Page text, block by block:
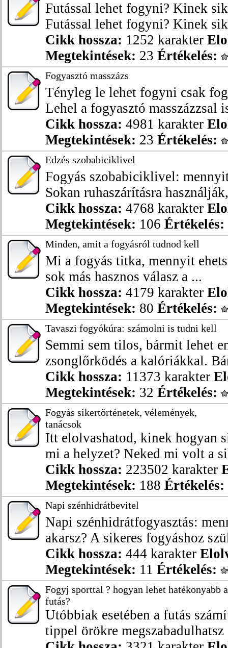
Futással lehet fogyni? Kinek
Futással lehet fogyni? Kinek
Cikk hossza: 1252 karakter
Megtekintések: 23 Értékelés:
Fogyasztó masszázs
Tényleg le lehet fogyni csak
Lehel a fogyasztó masszázzsal
Cikk hossza: 4981 karakter
Megtekintések: 23 Értékelés:
Edzés szobabiciklivel
Fogyás szobabiciklivel:
Sokan ruhaszárításra
Cikk hossza: 4768 karakter
Megtekintések: 106 Értékelés:
Minden, amit a fogyásról tudnod kell
Mi a fogyás titka, mennyit
sok más hasznos válasz a ...
Cikk hossza: 4179 karakter
Megtekintések: 80 Értékelés:
Tavaszi fogyókúra: számolni is tudni kell
Semmi sem tilos, bármit lehet
zsonglőrködés a kalóriákkal.
Cikk hossza: 11373 karakter
Megtekintések: 32 Értékelés:
Fogyás sikertörténetek, vélemények,
tanácsok
Itt elolvashatod, kinek hogyan
mi a helyzet? Neked mi volt a
Cikk hossza: 223502 karakter
Megtekintések: 188 Értékelés:
Napi szénhidrátbevitel
Napi szénhidrátfogyasztás:
akarsz? A sikeres fogyáshoz
Cikk hossza: 444 karakter
Megtekintések: 11 Értékelés:
Fogyj sporttal ? hogyan lehet hatékonyabb a
futás?
Utóbbiak esetében a futás
tippel örökre